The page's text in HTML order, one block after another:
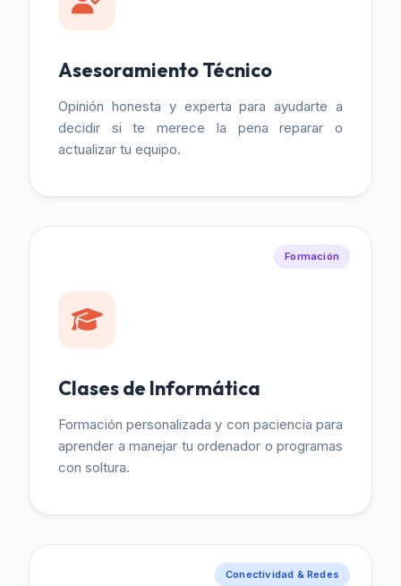
Asesoramiento Técnico
Opinión honesta y experta para ayudarte a
decidir si te merece la pena reparar o
actualizar tu equipo.
Formación
Clases de Informática
Formación personalizada y con paciencia para
aprender a manejar tu ordenador o programas
con soltura.
Conectividad & Redes